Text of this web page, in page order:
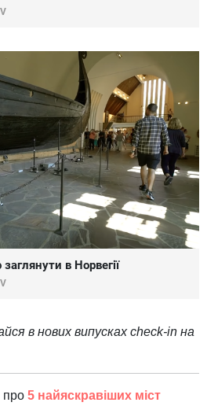
в Норвегії
в нових випусках check-in на
про 5 найяскравіших міст